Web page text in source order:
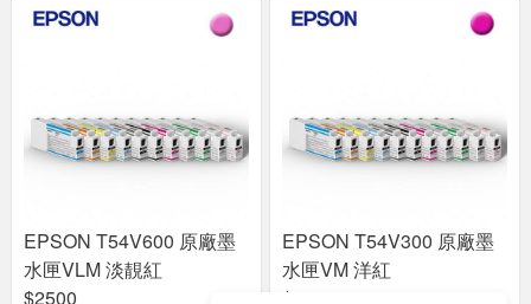
EPSON T54V600 原廠墨
水匣VLM 淡靚紅
$2500
EPSON T54V300 原廠墨
水匣VM 洋紅
$2500